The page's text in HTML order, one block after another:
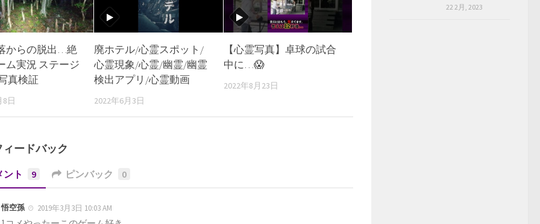
からの脱出…絶
ム実況 ステージ
真検証
8日
廃ホテル/心霊スポット/
心霊現象/心霊/幽霊/幽霊
検出アプリ/心霊動画
2022年6月3日
【心霊写真】卓球の試合
中に…😱
2022年8月23日
ィードバック
ント 9 ピンバック 0
悟空孫 2019年3月3日 10:03 AM
22 2月, 2023